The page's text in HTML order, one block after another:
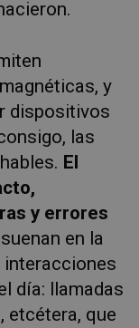
y
dispositivos
las
El
y errores
en la
interacciones
día: llamadas
etcétera, que